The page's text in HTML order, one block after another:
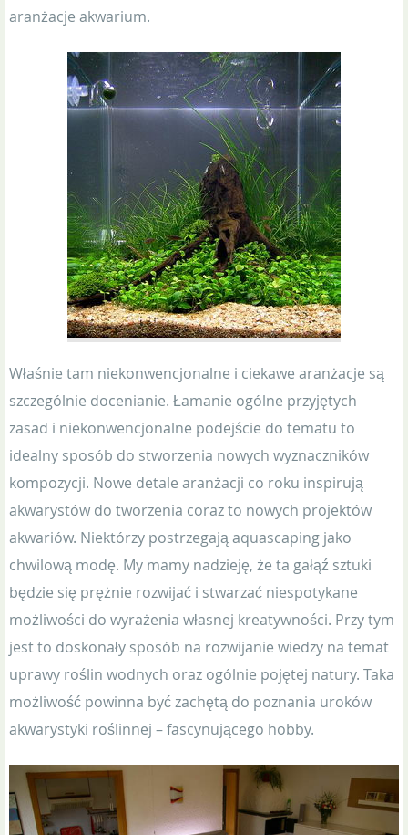
aranżacje akwarium.
Właśnie tam niekonwencjonalne i ciekawe aranżacje są
szczególnie docenianie. Łamanie ogólne przyjętych
zasad i niekonwencjonalne podejście do tematu to
idealny sposób do stworzenia nowych wyznaczników
kompozycji. Nowe detale aranżacji co roku inspirują
akwarystów do tworzenia coraz to nowych projektów
akwariów. Niektórzy postrzegają aquascaping jako
chwilową modę. My mamy nadzieję, że ta gałąź sztuki
będzie się prężnie rozwijać i stwarzać niespotykane
możliwości do wyrażenia własnej kreatywności. Przy tym
jest to doskonały sposób na rozwijanie wiedzy na temat
uprawy roślin wodnych oraz ogólnie pojętej natury. Taka
możliwość powinna być zachętą do poznania uroków
akwarystyki roślinnej – fascynującego hobby.